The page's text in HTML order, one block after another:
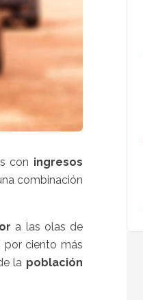
con ingresos
combinación
a las olas de
por ciento más
la población